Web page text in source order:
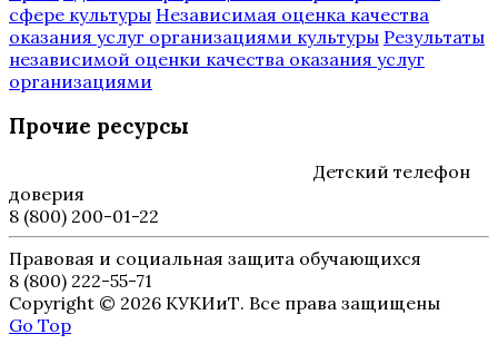
сфере культуры Независимая оценка качества
оказания услуг организациями культуры Результаты
независимой оценки качества оказания услуг
организациями
Прочие ресурсы
Детский телефон
доверия
8 (800) 200-01-22
Правовая и социальная защита обучающихся
8 (800) 222-55-71
Copyright © 2026 КУКИиТ. Все права защищены
Go Top